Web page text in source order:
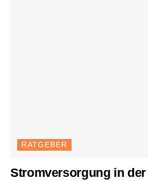
RATGEBER
Stromversorgung in